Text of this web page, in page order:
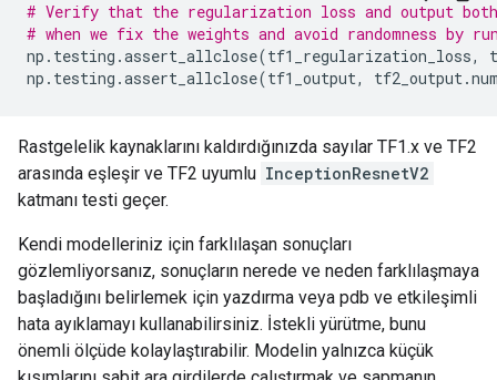
# Verify that the regularization loss and output both
# when we fix the weights and avoid randomness by
np . testing .assert_allclose(tf1_regularization_loss,
np . testing .assert_allclose(tf1_output, tf2_output.
Rastgelelik kaynaklarını kaldırdığınızda sayılar TF1.x ve TF2
arasında eşleşir ve TF2 uyumlu InceptionResnetV2
katmanı testi geçer.
Kendi modelleriniz için farklılaşan sonuçları
gözlemliyorsanız, sonuçların nerede ve neden farklılaşmaya
başladığını belirlemek için yazdırma veya pdb ve etkileşimli
hata ayıklamayı kullanabilirsiniz. İstekli yürütme, bunu
önemli ölçüde kolaylaştırabilir. Modelin yalnızca küçük